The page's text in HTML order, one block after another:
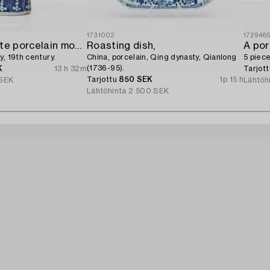
A blue and white porcelain moon flask,
19th century.
13 h 32m
1731002
Roasting dish,
China, porcelain, Qing dynasty, Qianlong
(1736-95).
Tarjottu 850 SEK
1p 15 h
Lähtöhinta 2 500 SEK
A
5